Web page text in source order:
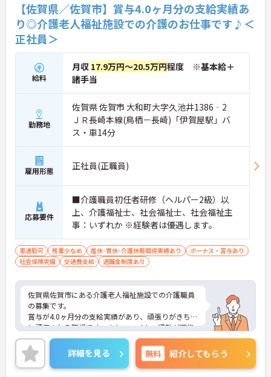
【佐賀県／佐賀市】賞与4.0ヶ月分の支給実績あ
り◎介護老人福祉施設での介護のお仕事です♪＜
正社員＞
給料
月収 17.9万円～20.5万円程度 ※基本給＋
諸手当
勤務地
佐賀県 佐賀市 大和町大字久池井1386‐2
ＪＲ長崎本線(鳥栖－長崎)「伊賀屋駅」バ
ス・車14分
雇用形態 正社員(正職員)
応募要件
■介護職員初任者研修（ヘルパー2級）以
上、介護福祉士、社会福祉士、社会福祉主
事：いずれか ※経験者は優遇します。
車通勤可 残業少なめ 産休･育休･介護休暇取得実績あり
ボーナス・賞与あり
社会保険完備
交通費支給 退職金制度あり
佐賀県佐賀市にある介護老人福祉施設での介護職員
の募集です。
賞与が4.0ヶ月分の支給実績があり、頑張りがきちん
と評価される職場です。また、マイカー通勤が可能
なので、通勤が苦になりません。
ご興味のある方には、面接対策ポイントなど、さら
に詳細をお話しいたしますのでお気軽にご相談くだ
さい！
詳細を見る 無料 紹介してもらう